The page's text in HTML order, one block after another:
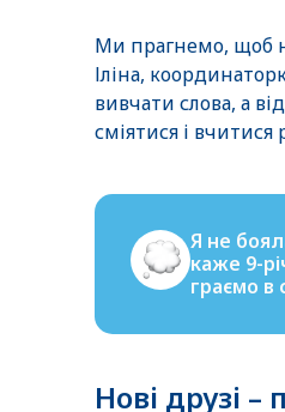
Ми прагнемо, щоб
Іліна,
вивчати слова, а
сміятися і вчитися
Я не
каже 9-
граємо в
Нові друзі